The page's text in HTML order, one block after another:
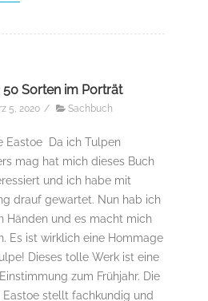
50 Sorten im Porträt
5, 2020 / Sachbuch
Eastoe Da ich Tulpen
mag hat mich dieses Buch
und ich habe mit
drauf gewartet. Nun hab ich
Händen und es macht mich
Es ist wirklich eine Hommage
Dieses tolle Werk ist eine
zum Frühjahr. Die
Eastoe stellt fachkundig und